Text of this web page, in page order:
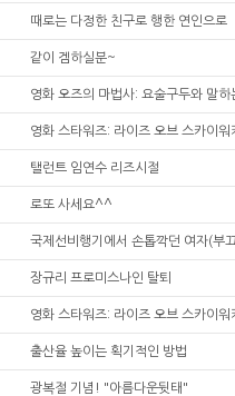
때로는 다정한 친구로 행한 연인으로
같이 겜하실분~
영화 오즈의 마법사: 요술구두와 말
영화 스타워즈: 라이즈 오브 스카이
탤런트 임연수 리즈시절
로또 사세요^^
국제선비행기에서 손톱깍던 여자(부
장규리 프로미스나인 탈퇴
영화 스타워즈: 라이즈 오브 스카이
출산율 높이는 획기적인 방법
광복절 기념! "아름다운뒷태"